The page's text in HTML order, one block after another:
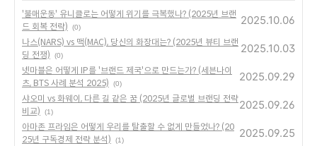
'불매운동' 유니클로는 어떻게 위기를 극복했나? (2025년 브랜
드 회복 전략)
(0)
2025.10.06
나스(NARS) vs 맥(MAC), 당신의 화장대는? (2025년 뷰티 브랜
딩 전쟁)
(0)
2025.10.03
넷마블은 어떻게 IP를 '브랜드 제국'으로 만드는가? (세븐나이
츠, BTS 사례 분석 2025)
(0)
2025.09.29
샤오미 vs 화웨이, 다른 길 같은 꿈 (2025년 글로벌 브랜딩 전략
비교)
(1)
2025.09.26
아마존 프라임은 어떻게 우리를 탈출할 수 없게 만들었나? (20
25년 구독경제 전략 분석)
(1)
2025.09.25